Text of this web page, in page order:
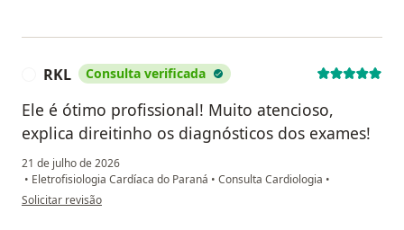
RKL Consulta verificada
Ele é ótimo profissional! Muito atencioso,
explica direitinho os diagnósticos dos exames!
21 de julho de 2026
• Eletrofisiologia Cardíaca do Paraná • Consulta Cardiologia •
na opinião do utilizador RKL
Solicitar revisão